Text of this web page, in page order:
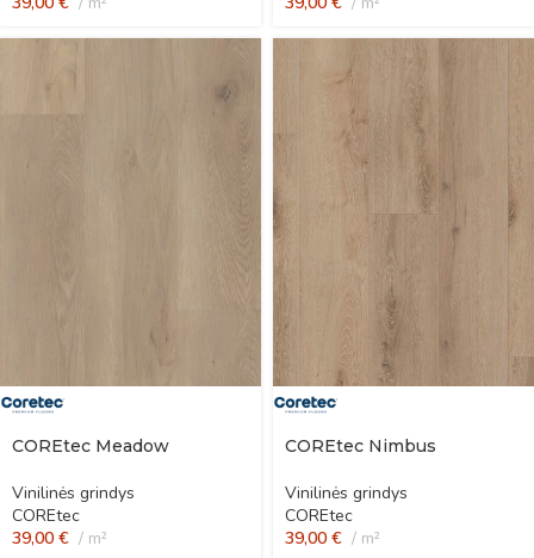
COREtec Meadow
Vinilinės grindys
COREtec
39,00 € m²
COREtec Nimbus
Vinilinės grindys
COREtec
39,00 € m²